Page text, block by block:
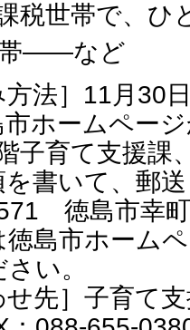
税世帯で、ひ
帯――など
方法］11月30
ホームペー
子育て支援課
を書いて、郵
徳島市幸
島市ホーム
い。
せ先］子育て